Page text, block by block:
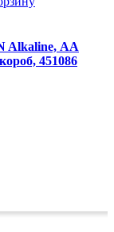
Alkaline, АА
451086